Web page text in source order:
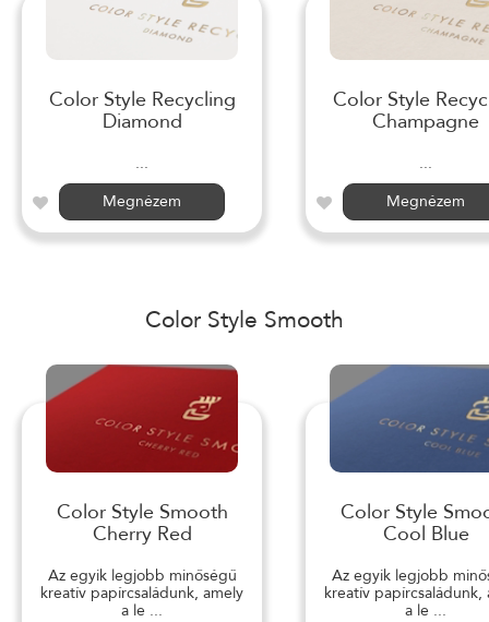
Color Style Recycling
Diamond
...
Megnézem
Color Style
Champagne
...
Megnézem
Color Style Smooth
Color Style Smooth
Cherry Red
Az egyik legjobb minőségű
kreatív papírcsaládunk, amely
a le ...
Color Style
Cool Blue
Az egyik legjobb
kreatív papírcsaládunk,
a le ...